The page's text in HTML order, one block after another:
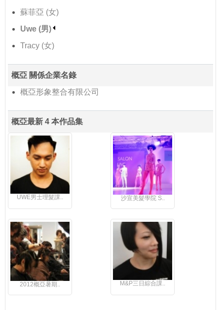
蘇菲亞 (女)
Uwe (男)
Tracy (女)
概亞 關係企業名錄
概亞形象整合有限公司
概亞最新 4 本作品集
UWE男士理髮課.. 沙宣美髮學院 S..
2012概亞暑期.. M&P三日綜合課..